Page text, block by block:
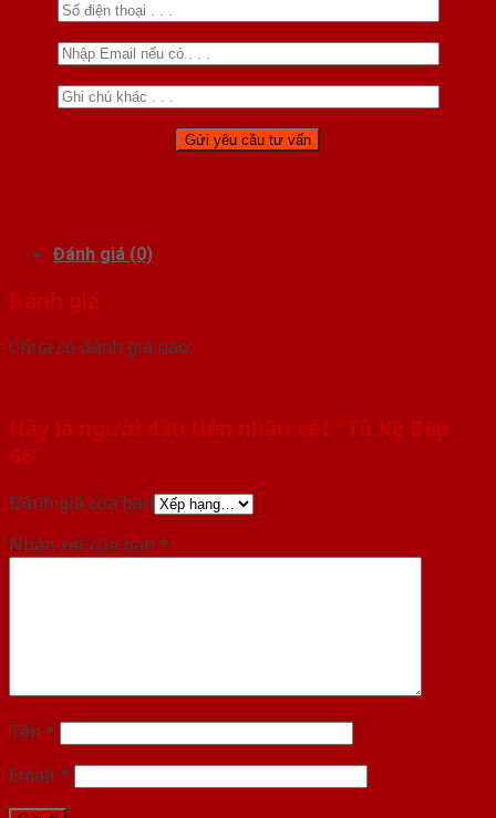
Đánh giá (0)
Đánh giá
Chưa có đánh giá nào.
Hãy là người đầu tiên nhận xét “Tủ Kệ Bếp
66”
Đánh giá của bạn
Nhận xét của bạn *
Tên *
Email *